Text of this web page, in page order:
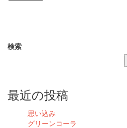
検索
最近の投稿
思い込み
グリーンコーラ